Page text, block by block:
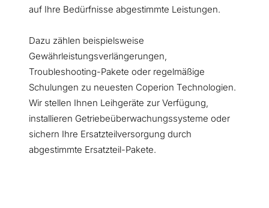
auf Ihre Bedürfnisse abgestimmte Leistungen.
Dazu zählen beispielsweise
Gewährleistungsverlängerungen,
Troubleshooting-Pakete oder regelmäßige
Schulungen zu neuesten Coperion Technologien.
Wir stellen Ihnen Leihgeräte zur Verfügung,
installieren Getriebeüberwachungssysteme oder
sichern Ihre Ersatzteilversorgung durch
abgestimmte Ersatzteil-Pakete.